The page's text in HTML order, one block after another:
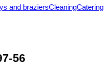
and braziersСleaningCatering
56